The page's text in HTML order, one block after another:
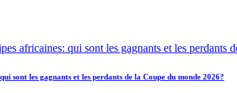
sont les gagnants et les perdants de la Coupe du monde 2026?